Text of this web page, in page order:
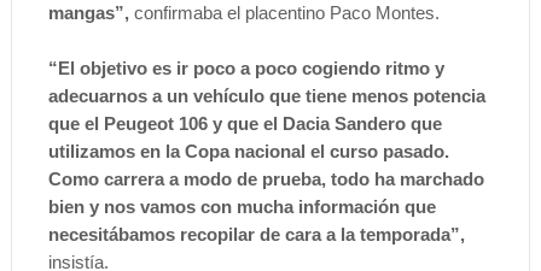
mangas”,confirmaba el placentino Paco Montes.
“El objetivo es ir poco a poco cogiendo ritmo y
adecuarnos a un vehículo que tiene menos potencia
que el Peugeot 106 y que el Dacia Sandero que
utilizamos en la Copa nacional el curso pasado.
Como carrera a modo de prueba, todo ha marchado
bien y nos vamos con mucha información que
necesitábamos recopilar de cara a la temporada”,
insistía.